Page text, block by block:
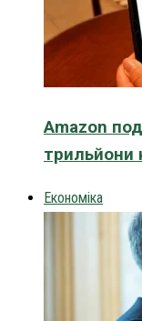
Amazon
трильйони
Економіка